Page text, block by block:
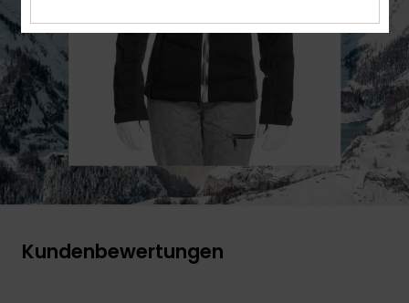
Kundenbewertungen